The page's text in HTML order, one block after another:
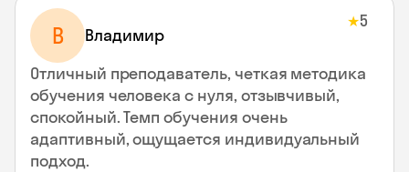
В Владимир
★5
Отличный преподаватель, четкая методика
обучения человека с нуля, отзывчивый,
спокойный. Темп обучения очень
адаптивный, ощущается индивидуальный
подход.